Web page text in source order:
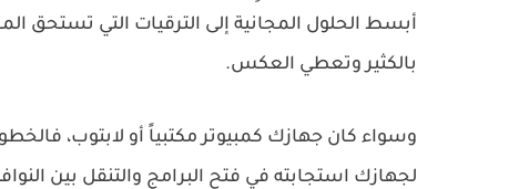
بالكثير وتعطي العكس.
وسواء كان جهازك كمبيوتر مكتبياً أو لابتوب،
لجهازك استجابته في فتح البرامج والتنقل بين